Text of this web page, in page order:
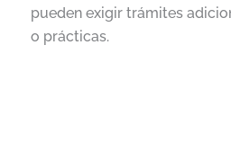
pueden exigir trámites
o prácticas.